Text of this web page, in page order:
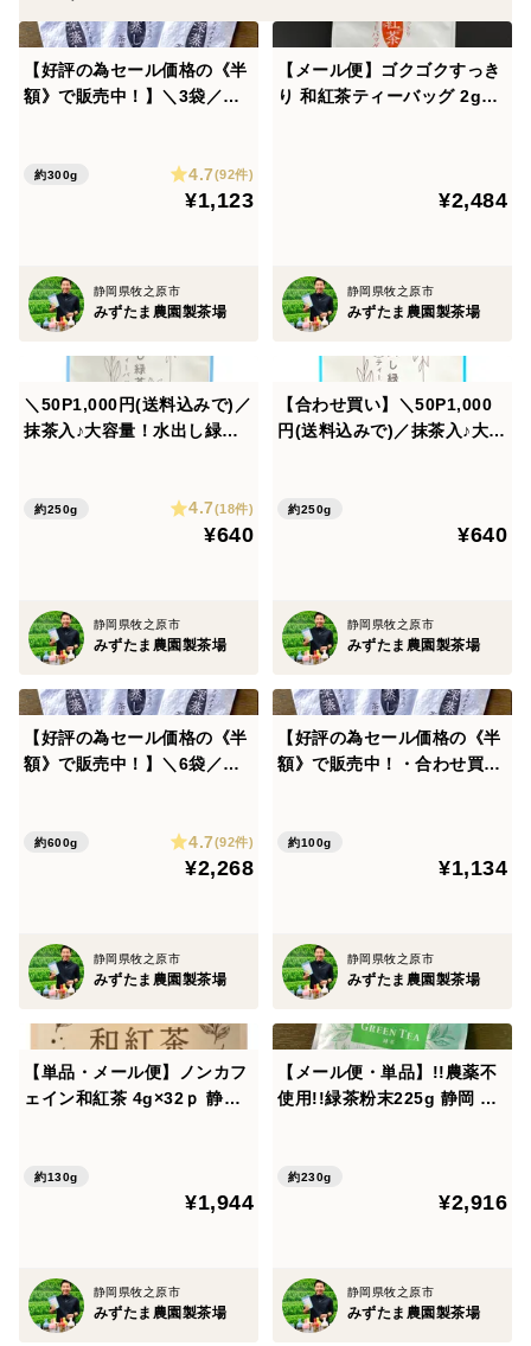
5gの茶葉に、80度のお湯を300ml注ぎ、30秒ほどお待
ちいただいてからお飲みください。
5gの茶葉に、お水を約500ml注ぎ、60分ほど冷蔵庫で冷
やしていただいてからお飲みください。
お好みにより濃さを加減してお召し上がりください♪
100g
窒素充填・適温保存
＝＝＝＝＝＝＝＝＝＝＝＝＝＝＝＝＝＝＝＝＝＝＝
こちらでご注文内容の調整はできかねます。
ご了承の上、ご購入下さい。
例）①【合わせ買い・3袋セット】限定特蒸 深蒸し一番
茶 静岡 牧之原 茶葉 100g
誠に恐れ入りますが、上記のようなご注文をいただきま
しても、こちらでは変更が出来かねますため、ご注文通
りに発送させていただきます。
※ご質問やお問い合わせ、ご要望はご購入前にお願いい
【好評の為セール価格の《半
額》で販売中！】＼3袋／ゴ
約300g 4.7(92件)
¥1,123
静岡県牧之原市
みずたま農園製茶場
【メール便】ゴクゴクすっき
り 和紅茶ティーバッグ 2g×1
¥2,484
静岡県牧之原市
みずたま農園製茶場
＼50P1,000円(送料込みで)／
抹茶入♪大容量！水出し緑茶
茶 産地直送 農家
約250g 4.7(18件)
¥640
静岡県牧之原市
みずたま農園製茶場
【合わせ買い】＼50P1,000
円(送料込みで)／抹茶入♪大容
牧之原茶 深蒸し茶 産地直送
約250g
¥640
静岡県牧之原市
みずたま農園製茶場
【好評の為セール価格の《半
額》で販売中！】＼6袋／ゴ
約600g 4.7(92件)
¥2,268
静岡県牧之原市
みずたま農園製茶場
【好評の為セール価格の《半
額》で販売中！・合わせ買
約100g
¥1,134
静岡県牧之原市
みずたま農園製茶場
【単品・メール便】ノンカフ
ェイン和紅茶 4g×32ｐ 静岡
約130g
¥1,944
静岡県牧之原市
みずたま農園製茶場
【メール便・単品】!!農薬不
使用!!緑茶粉末225g 静岡 牧
約230g
¥2,916
静岡県牧之原市
みずたま農園製茶場